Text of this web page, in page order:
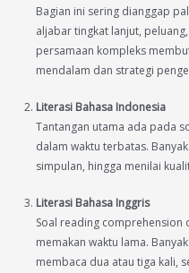
Bagian ini sering dianggap
aljabar tingkat lanjut,
persamaan kompleks
mendalam dan strategi
Literasi Bahasa Indonesia
Tantangan utama ada pada
dalam waktu terbatas.
simpulan, hingga menilai
Literasi Bahasa Inggris
Soal reading comprehension
memakan waktu lama.
membaca dua atau tiga kali,